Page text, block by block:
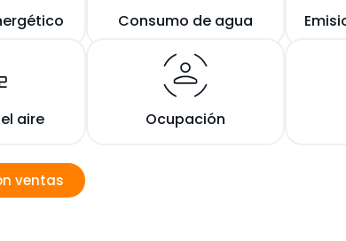
Consumo de agua
aire Ocupación
ventas